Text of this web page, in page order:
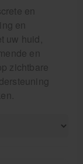
en
en
uw huid,
en
zichtbare